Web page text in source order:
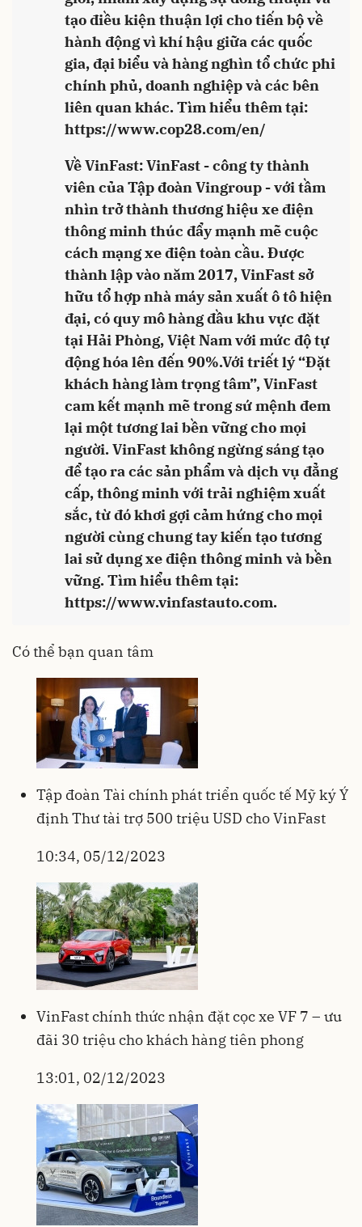
tạo điều kiện thuận lợi cho tiến bộ về
hành động vì khí hậu giữa các quốc
gia, đại biểu và hàng nghìn tổ chức phi
chính phủ, doanh nghiệp và các bên
liên quan khác. Tìm hiểu thêm tại:
https://www.cop28.com/en/
Về VinFast: VinFast - công ty thành
viên của Tập đoàn Vingroup - với tầm
nhìn trở thành thương hiệu xe điện
thông minh thúc đẩy mạnh mẽ cuộc
cách mạng xe điện toàn cầu. Được
thành lập vào năm 2017, VinFast sở
hữu tổ hợp nhà máy sản xuất ô tô hiện
đại, có quy mô hàng đầu khu vực đặt
tại Hải Phòng, Việt Nam với mức độ tự
động hóa lên đến 90%.Với triết lý “Đặt
khách hàng làm trọng tâm”, VinFast
cam kết mạnh mẽ trong sứ mệnh đem
lại một tương lai bền vững cho mọi
người. VinFast không ngừng sáng tạo
để tạo ra các sản phẩm và dịch vụ đẳng
cấp, thông minh với trải nghiệm xuất
sắc, từ đó khơi gợi cảm hứng cho mọi
người cùng chung tay kiến tạo tương
lai sử dụng xe điện thông minh và bền
vững. Tìm hiểu thêm tại:
https://www.vinfastauto.com.
Có thể bạn quan tâm
Tập đoàn Tài chính phát triển quốc tế Mỹ ký Ý
định Thư tài trợ 500 triệu USD cho VinFast
10:34, 05/12/2023
VinFast chính thức nhận đặt cọc xe VF 7 – ưu
đãi 30 triệu cho khách hàng tiên phong
13:01, 02/12/2023